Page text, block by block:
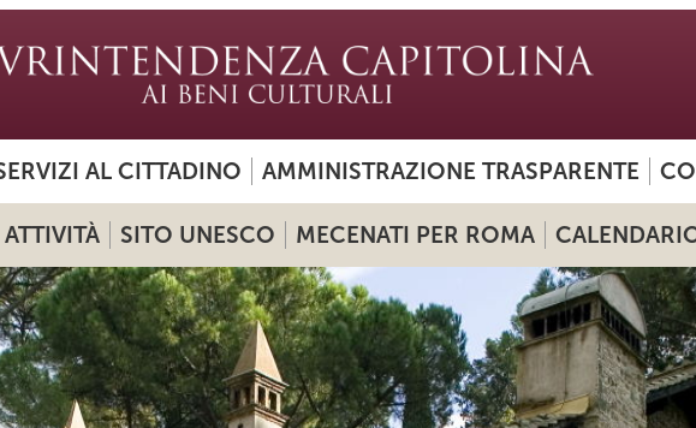
AL CITTADINO AMMINISTRAZIONE TRASPARENTE
ATTIVITÀ SITO UNESCO MECENATI PER ROMA